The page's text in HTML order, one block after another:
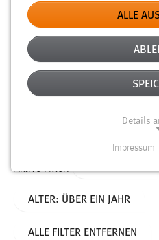
Erstellungsdatum
Alter
Aktive Filter:
ALTER: ÜBER EIN JAHR
ALLE FILTER ENTFERNEN
ALLE
Details
Funktionen und sind für
Impressum